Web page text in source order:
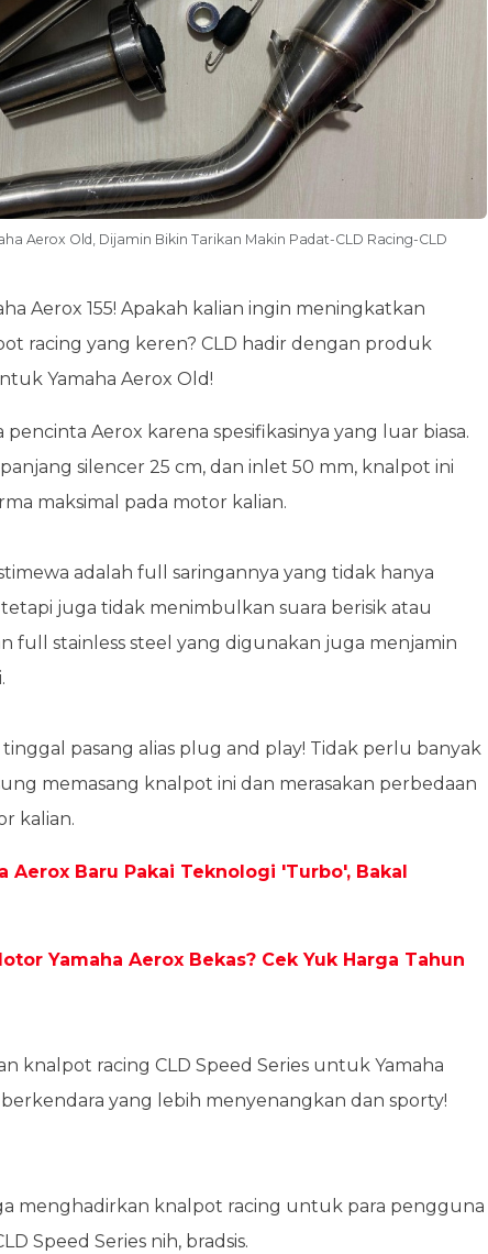
Aerox Old, Dijamin Bikin Tarikan Makin Padat-CLD Racing-CLD
Aerox 155! Apakah kalian ingin meningkatkan
racing yang keren? CLD hadir dengan produk
Yamaha Aerox Old!
Aerox karena spesifikasinya yang luar biasa.
silencer 25 cm, dan inlet 50 mm, knalpot ini
maksimal pada motor kalian.
adalah full saringannya yang tidak hanya
juga tidak menimbulkan suara berisik atau
full stainless steel yang digunakan juga menjamin
pasang alias plug and play! Tidak perlu banyak
memasang knalpot ini dan merasakan perbedaan
kalian.
Aerox Baru Pakai Teknologi 'Turbo', Bakal
Yamaha Aerox Bekas? Cek Yuk Harga Tahun
knalpot racing CLD Speed Series untuk Yamaha
berkendara yang lebih menyenangkan dan sporty!
menghadirkan knalpot racing untuk para pengguna
Speed Series nih, bradsis.